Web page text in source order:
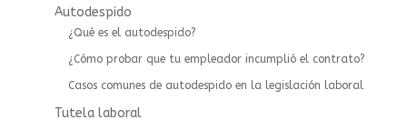
Autodespido
¿Qué es el autodespido?
¿Cómo probar que tu empleador incumplió el contrato?
Casos comunes de autodespido en la legislación laboral
Tutela laboral